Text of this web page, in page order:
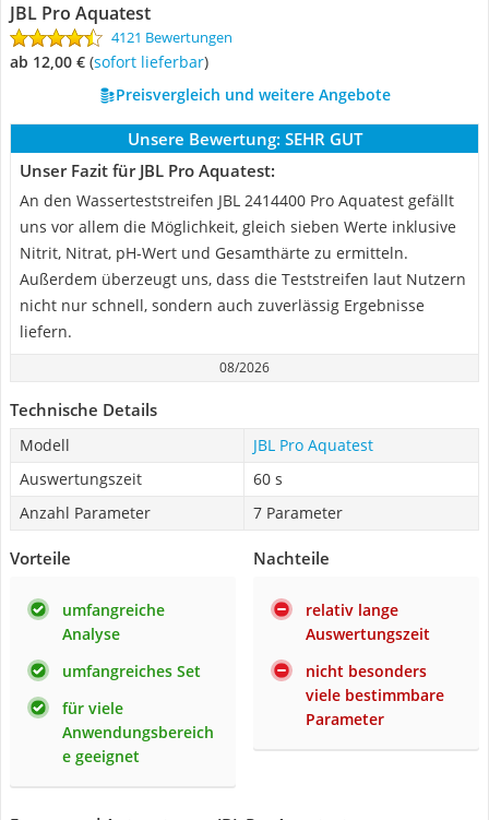
JBL Pro Aquatest
4121 Bewertungen
ab 12,00 € ( Sofort lieferbar)
Preisvergleich und weitere Angebote
Unsere Bewertung: SEHR GUT
Unser Fazit für JBL Pro Aquatest:
An den Wasserteststreifen JBL 2414400 Pro Aquatest gefällt
uns vor allem die Möglichkeit, gleich sieben Werte inklusive
Nitrit, Nitrat, pH-Wert und Gesamthärte zu ermitteln.
Außerdem überzeugt uns, dass die Teststreifen laut Nutzern
nicht nur schnell, sondern auch zuverlässig Ergebnisse
liefern.
08/2026
Technische Details
Modell
JBL Pro Aquatest
Auswertungszeit
60 s
Anzahl Parameter
7 Parameter
Vorteile
umfangreiche
Analyse
umfangreiches Set
für viele
Anwendungsbereich
e geeignet
Nachteile
relativ lange
Auswertungszeit
nicht besonders
viele bestimmbare
Parameter